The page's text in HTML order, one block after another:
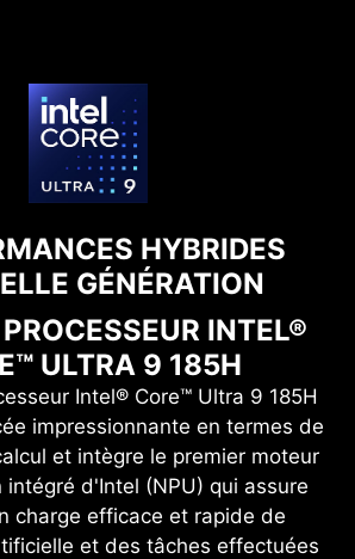
HYBRIDES
GÉNÉRATION
INTEL®
ULTRA 9 185H
Intel® Core™ Ultra 9 185H
impressionnante en termes de
et intègre le premier moteur
d'Intel (NPU) qui assure
charge efficace et rapide de
et des tâches effectuées